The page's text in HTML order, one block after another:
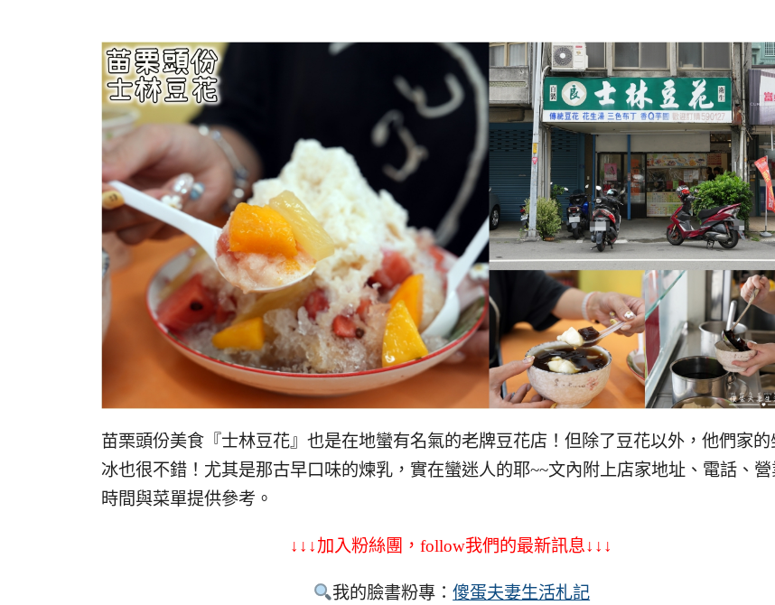
苗栗頭份美食『士林豆花』也是在地蠻有名氣的老牌豆花店！但除了豆花以外，他們家的
冰也很不錯！尤其是那古早口味的煉乳，實在蠻迷人的耶~~文內附上店家地址、電話、營
時間與菜單提供參考。
↓↓↓加入粉絲團，follow我們的最新訊息↓↓↓
我的臉書粉專：傻蛋夫妻生活札記